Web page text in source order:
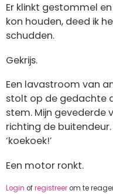
Er klinkt gestommel
kon houden, deed ik
schudden.
Gekrijs.
Een lavastroom van
stolt op de gedachte
stem. Mijn gevederde
richting de
‘koekoek!’
Een motor ronkt.
Login ofregistreerom te